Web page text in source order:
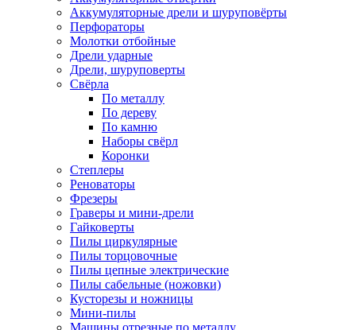
Аккумуляторные дрели и шуруповёрты
Перфораторы
Молотки отбойные
Дрели ударные
Дрели, шуруповерты
Свёрла
По металлу
По дереву
По камню
Наборы свёрл
Коронки
Степлеры
Реноваторы
Фрезеры
Граверы и мини-дрели
Гайковерты
Пилы циркулярные
Пилы торцовочные
Пилы цепные электрические
Пилы сабельные (ножовки)
Кусторезы и ножницы
Мини-пилы
Машины отрезные по металлу